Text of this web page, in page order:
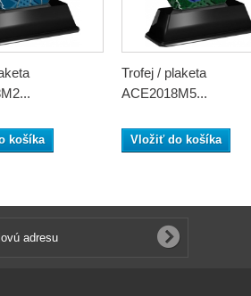
košíka
Trofej / plaketa
ACE2018M5...
Vložiť do košíka